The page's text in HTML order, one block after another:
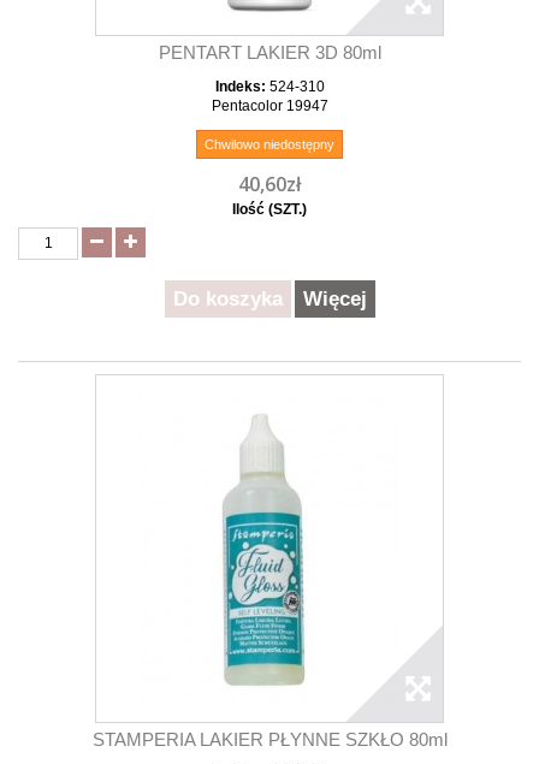
PENTART LAKIER 3D 80ml
Indeks: 524-310
Pentacolor 19947
Chwilowo niedostępny
40,60zł
Ilość (SZT.)
Do koszyka Więcej
STAMPERIA LAKIER PŁYNNE SZKŁO 80ml